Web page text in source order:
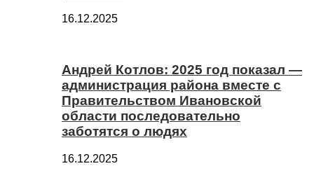
16.12.2025
Андрей Котлов: 2025 год показал —
администрация района вместе с
Правительством Ивановской
области последовательно
заботятся о людях
16.12.2025